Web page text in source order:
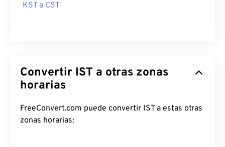
KST a CST
Convertir IST a otras zonas
horarias
FreeConvert.com puede convertir IST a estas otras
zonas horarias: